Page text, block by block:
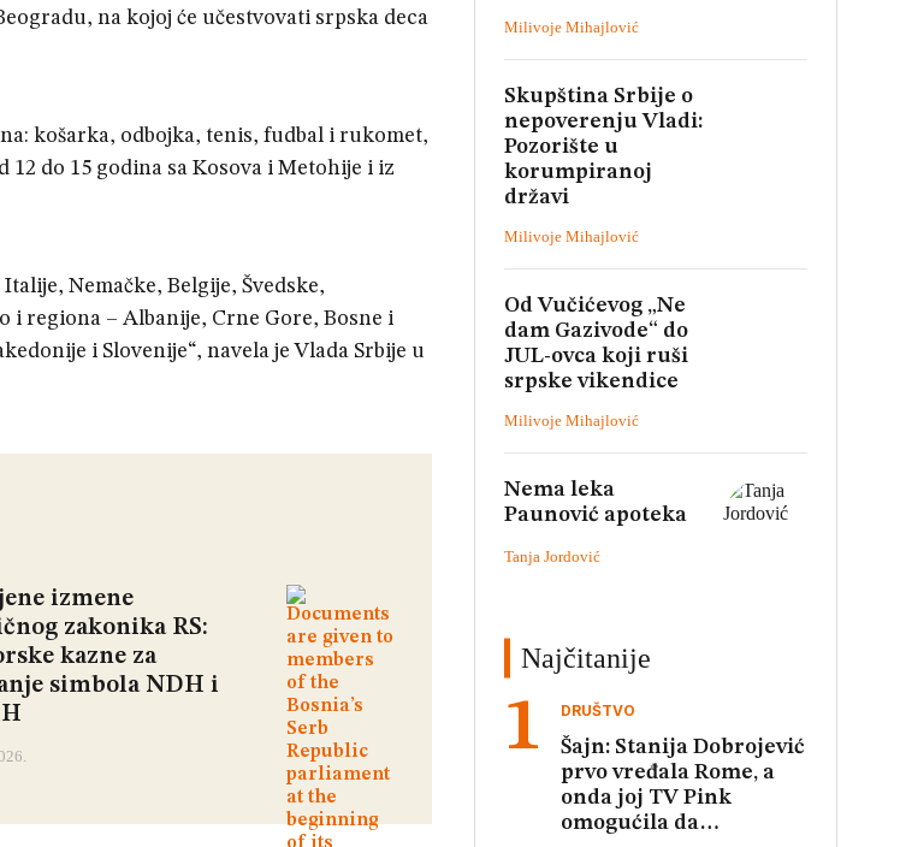
na kojoj će učestvovati srpska deca
košarka, odbojka, tenis, fudbal i rukomet,
do 15 godina sa Kosova i Metohije i iz
Nemačke, Belgije, Švedske,
regiona – Albanije, Crne Gore, Bosne i
i Slovenije“, navela je Vlada Srbije u
izmene
zakonika RS:
kazne za
simbola NDH i
Milivoje Mihajlović
Skupština Srbije o
nepoverenju Vladi:
Pozorište u
korumpiranoj
državi
Milivoje Mihajlović
Od Vučićevog „Ne
dam Gazivode“ do
JUL-ovca koji ruši
srpske vikendice
Milivoje Mihajlović
Nema leka
Paunović apoteka
Tanja Jordović
Najčitanije
DRUŠTVO
Šajn: Stanija Dobrojević
prvo vređala Rome, a
onda joj TV Pink
omogućila da